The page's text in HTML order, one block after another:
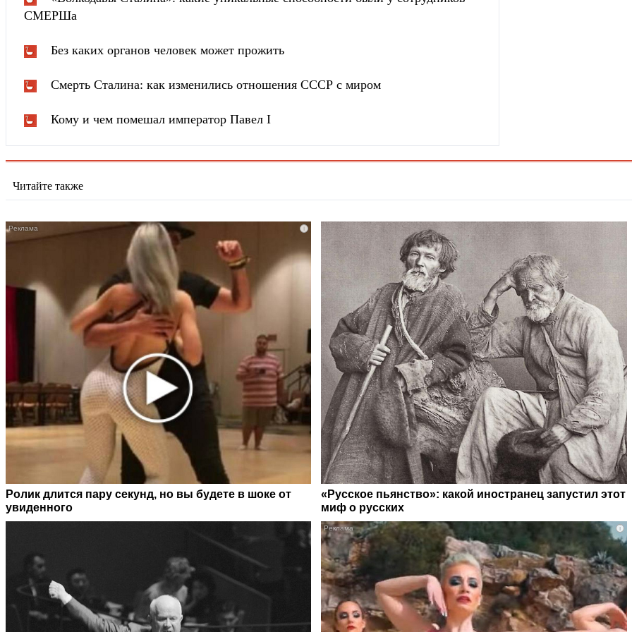
СМЕРШа
Без каких органов человек может прожить
Смерть Сталина: как изменились отношения СССР с миром
Кому и чем помешал император Павел I
Читайте также
i
Ролик длится пару секунд, но вы будете в шоке от
увиденного
«Русское пьянство»: какой иностранец запустил этот
миф о русских
i